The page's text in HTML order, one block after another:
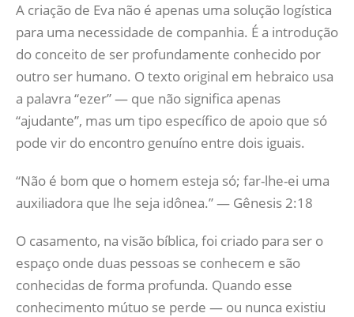
A criação de Eva não é apenas uma solução logística
para uma necessidade de companhia. É a introdução
do conceito de ser profundamente conhecido por
outro ser humano. O texto original em hebraico usa
a palavra “ezer” — que não significa apenas
“ajudante”, mas um tipo específico de apoio que só
pode vir do encontro genuíno entre dois iguais.
“Não é bom que o homem esteja só; far-lhe-ei uma
auxiliadora que lhe seja idônea.” — Gênesis 2:18
O casamento, na visão bíblica, foi criado para ser o
espaço onde duas pessoas se conhecem e são
conhecidas de forma profunda. Quando esse
conhecimento mútuo se perde — ou nunca existiu